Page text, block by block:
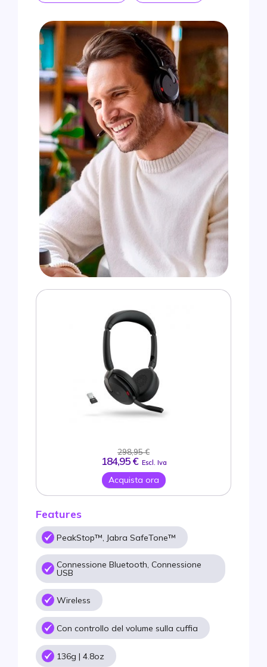
Features
PeakStop™, Jabra SafeTone™
Connessione Bluetooth, Connessione
USB
Wireless
Con controllo del volume sulla cuffia
136g | 4.8oz
298,95 €
184,95 € Escl. Iva
Acquista ora